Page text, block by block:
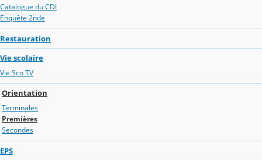
Catalogue du CDI
Enquête 2nde
Restauration
Vie scolaire
Vie Sco TV
Orientation
Terminales
Premières
Secondes
EPS